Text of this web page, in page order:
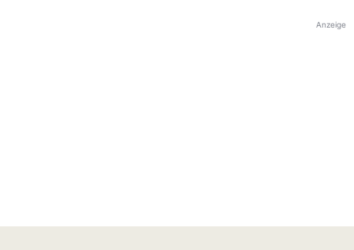
Anzeige